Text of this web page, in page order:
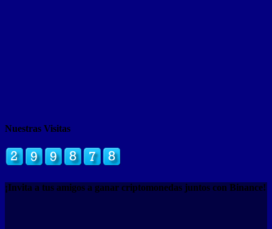
Nuestras Visitas
¡Invita a tus amigos a ganar criptomonedas juntos con Binance!